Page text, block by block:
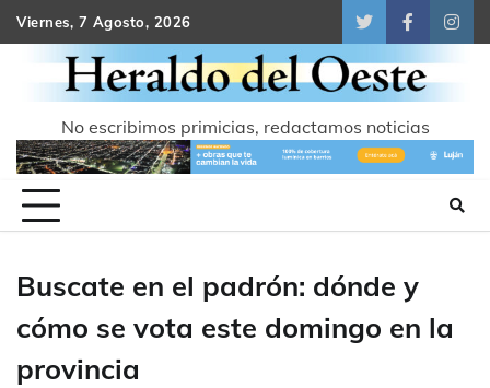
Skip
to
content
Viernes, 7 Agosto, 2026
TwitterFacebook
No escribimos primicias, redactamos noticias
Buscate en el padrón: dónde y
cómo se vota este domingo en la
provincia